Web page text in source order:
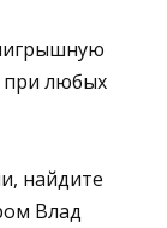
при любых
найдите
Влад